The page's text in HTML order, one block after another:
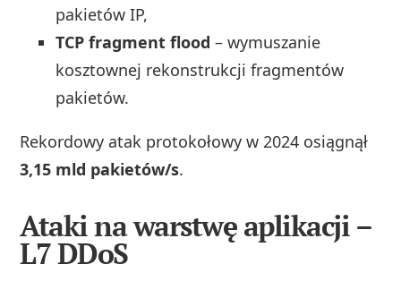
pakietów IP,
TCP fragment flood – wymuszanie
kosztownej rekonstrukcji fragmentów
pakietów.
Rekordowy atak protokołowy w 2024 osiągnął
3,15 mld pakietów/s.
Ataki na warstwę aplikacji –
L7 DDoS